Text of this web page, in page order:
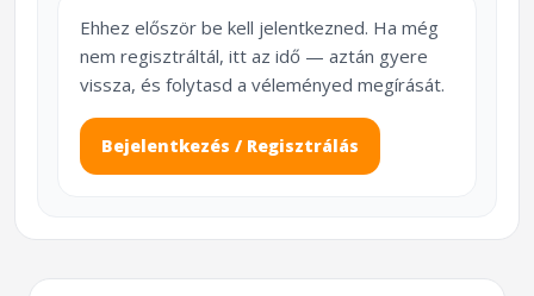
Ehhez először be kell jelentkezned. Ha még
nem regisztráltál, itt az idő — aztán gyere
vissza, és folytasd a véleményed megírását.
Bejelentkezés / Regisztrálás